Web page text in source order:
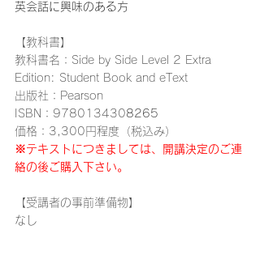
英会話に興味のある方
【教科書】
教科書名： Side by Side Level 2 Extra
Edition: Student Book and eText
出版社：Pearson
ISBN ： 9780134308265
価格：3,300円程度（税込み）
※テキストにつきましては、開講決定のご連
絡の後ご購入下さい。
【受講者の事前準備物】
なし